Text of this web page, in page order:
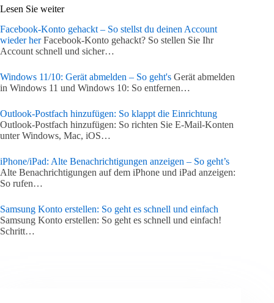
Lesen Sie weiter
Facebook-Konto gehackt – So stellst du deinen Account
wieder herFacebook-Konto gehackt? So stellen Sie Ihr
Account schnell und sicher…
Windows 11/10: Gerät abmelden – So geht's Gerät abmelden
in Windows 11 und Windows 10: So entfernen…
Outlook-Postfach hinzufügen: So klappt die Einrichtung
Outlook-Postfach hinzufügen: So richten Sie E-Mail-Konten
unter Windows, Mac, iOS…
iPhone/iPad: Alte Benachrichtigungen anzeigen – So geht’s
Alte Benachrichtigungen auf dem iPhone und iPad anzeigen:
So rufen…
Samsung Konto erstellen: So geht es schnell und einfach
Samsung Konto erstellen: So geht es schnell und einfach!
Schritt…